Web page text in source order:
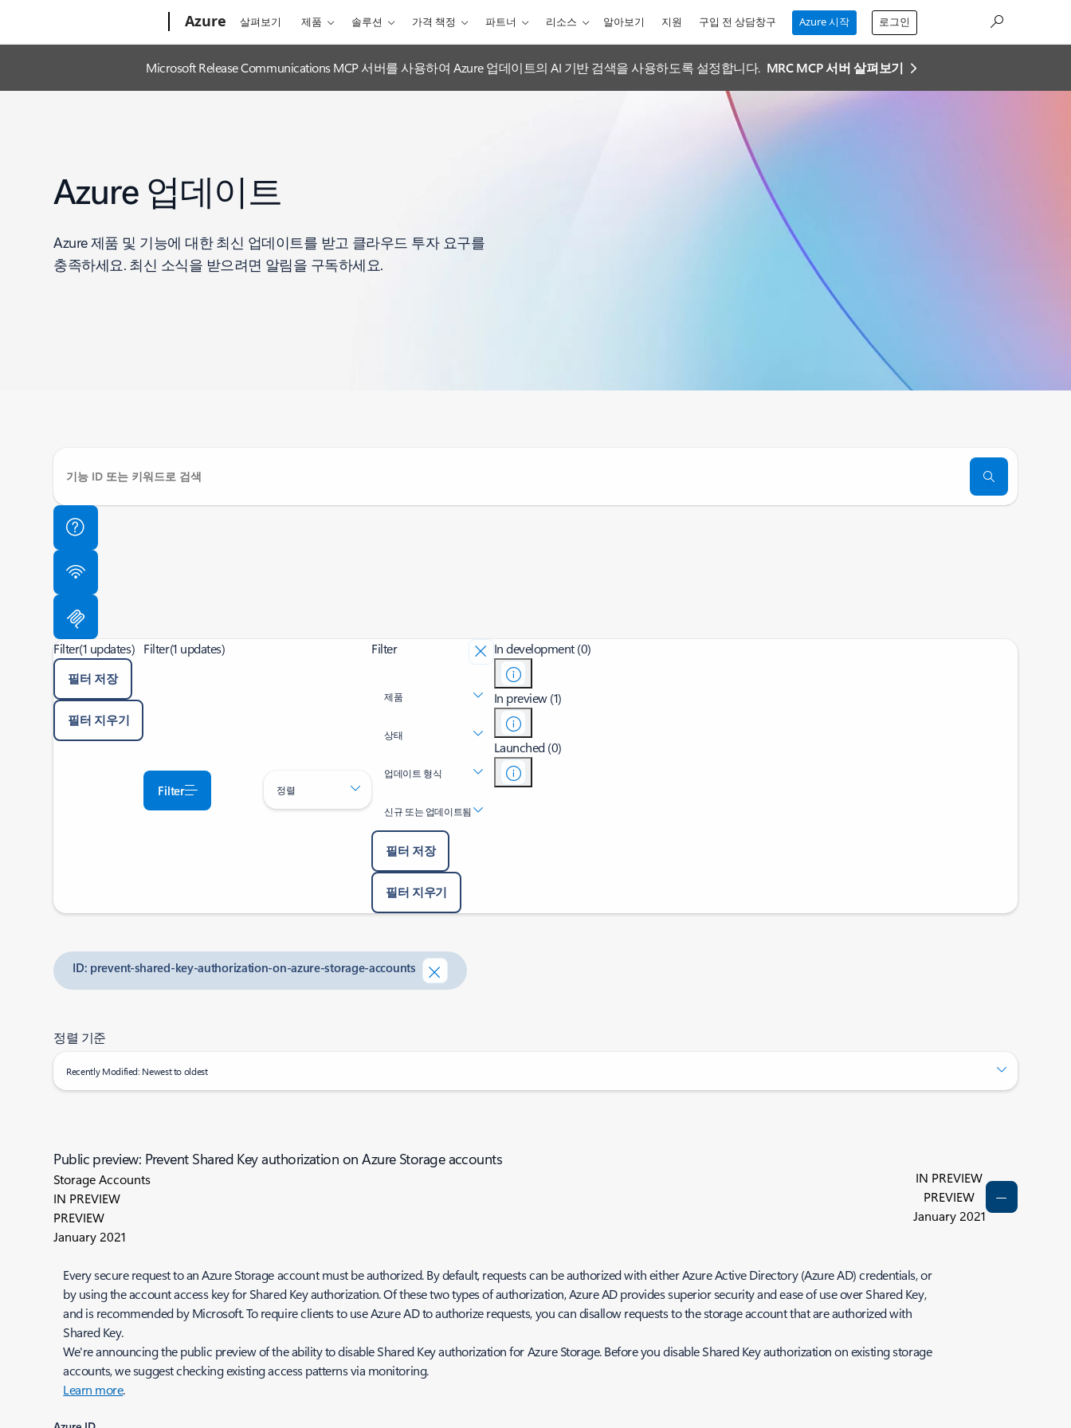
Azure 살펴보기 제품 솔루션 가격 책정 파트너 리소스 알아보기 지원 구입 전 상담창구 Azure 시작 로그인
Microsoft Release Communications MCP 서버를 사용하여 Azure 업데이트의 AI 기반 검색을 사용하도록 설정합니다. MRC MCP 서버 살펴보기
Azure 업데이트
Azure 제품 및 기능에 대한 최신 업데이트를 받고 클라우드 투자 요구를
충족하세요. 최신 소식을 받으려면 알림을 구독하세요.
Filter(1 updates)
필터 저장
필터 지우기
Filter(1 updates)
Filter 정렬
Filter
제품
상태
업데이트 형식
신규 또는 업데이트됨
필터 저장
필터 지우기
In development (0)
In preview (1)
Launched (0)
ID: prevent-shared-key-authorization-on-azure-storage-accounts
정렬 기준
Recently Modified: Newest to oldest
Public preview: Prevent Shared Key authorization on Azure Storage accounts
Storage Accounts
IN PREVIEW
PREVIEW
January 2021
IN PREVIEW
PREVIEW
January 2021
Every secure request to an Azure Storage account must be authorized. By default, requests can be authorized with either Azure Active Directory (Azure AD) credentials, or
by using the account access key for Shared Key authorization. Of these two types of authorization, Azure AD provides superior security and ease of use over Shared Key,
and is recommended by Microsoft. To require clients to use Azure AD to authorize requests, you can disallow requests to the storage account that are authorized with
Shared Key.
We're announcing the public preview of the ability to disable Shared Key authorization for Azure Storage. Before you disable Shared Key authorization on existing storage
accounts, we suggest checking existing access patterns via monitoring.
Learn more.